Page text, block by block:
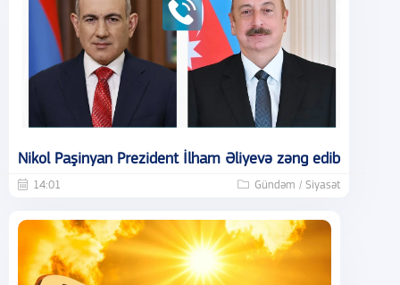
Nikol Paşinyan Prezident İlham Əliyevə zəng edib
14:01 Gündəm / Siyasət